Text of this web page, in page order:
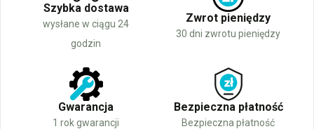
Szybka dostawa
wysłane w ciągu 24
godzin
Zwrot pieniędzy
30 dni zwrotu pieniędzy
Gwarancja
1 rok gwarancji
Bezpieczna płatność
Bezpieczna płatność